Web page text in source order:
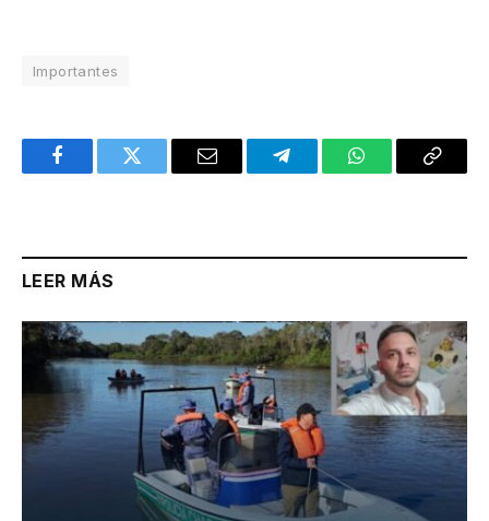
Importantes
FacebookTwitter Email TelegramWhatsAppCopy
LEER MÁS